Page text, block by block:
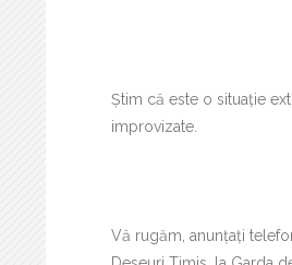
Știm că este o situație
improvizate.
Vă rugăm, anunțați